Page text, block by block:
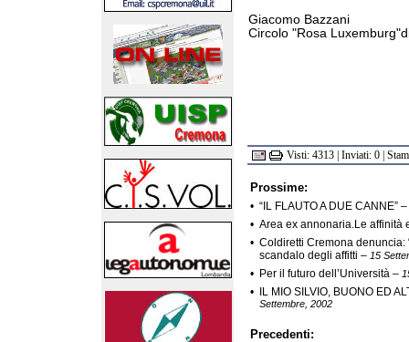
Giacomo Bazzani
Circolo "Rosa
Visti: 4313 | Inviati: 0 |
Prossime:
• “IL FLAUTO A DUE CANNE” –
• Area ex annonaria.Le affinità
• Coldiretti Cremona denuncia:
scandalo degli affitti – 15
• Per il futuro dell’Università –
• IL MIO SILVIO, BUONO ED
Settembre, 2002
Precedenti: